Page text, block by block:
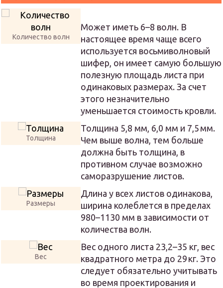
Количество волн
Может иметь 6–8 волн. В
настоящее время чаще всего
используется восьмиволновый
шифер, он имеет самую большую
полезную площадь листа при
одинаковых размерах. За счет
этого незначительно
уменьшается стоимость кровли.
Толщина
Толщина 5,8 мм, 6,0 мм и 7,5 мм.
Чем выше волна, тем больше
должна быть толщина, в
противном случае возможно
саморазрушение листов.
Размеры
Длина у всех листов одинакова,
ширина колеблется в пределах
980–1130 мм в зависимости от
количества волн.
Вес
Вес одного листа 23,2–35 кг, вес
квадратного метра до 29 кг. Это
следует обязательно учитывать
во время проектирования и